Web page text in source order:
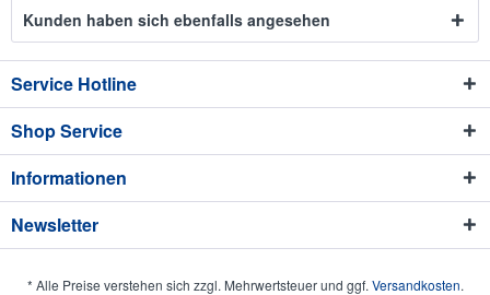
Kunden haben sich ebenfalls angesehen
Service Hotline
Shop Service
Informationen
Newsletter
* Alle Preise verstehen sich zzgl. Mehrwertsteuer und ggf. Versandkosten.